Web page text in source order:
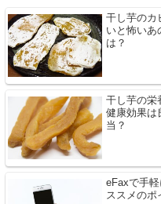
干し芋のカ
いと怖いあ
は？
干し芋の栄
健康効果は
当？
eFaxで手
ススメのポ